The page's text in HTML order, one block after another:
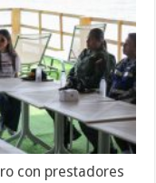
con prestadores